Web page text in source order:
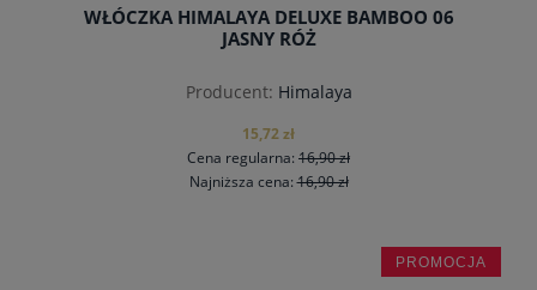
WŁÓCZKA HIMALAYA DELUXE BAMBOO 06
JASNY RÓŻ
Producent: Himalaya
15,72 zł
Cena regularna: 16,90 zł
Najniższa cena:16,90 zł
PROMOCJA